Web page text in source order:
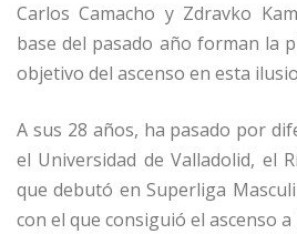
Carlos Camacho y Zdravko
base del pasado año forman la
objetivo del ascenso en esta
A sus 28 años, ha pasado por
el Universidad de Valladolid, el
que debutó en Superliga
con el que consiguió el ascenso